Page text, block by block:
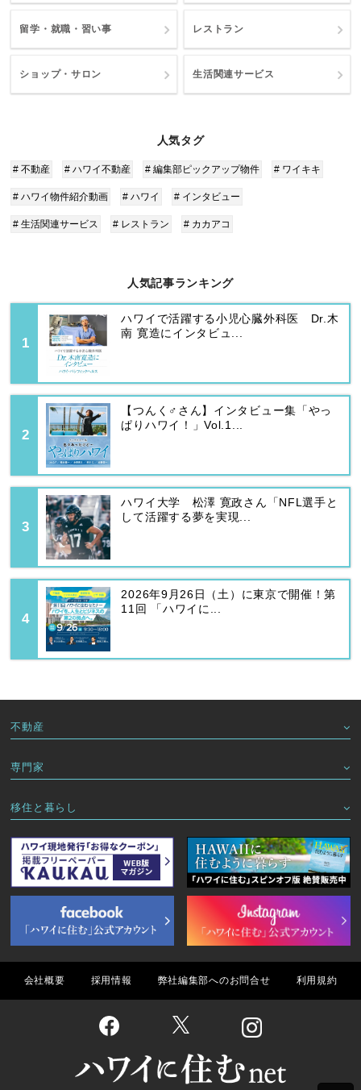
留学・就職・習い事 レストラン
ショップ・サロン 生活関連サービス
人気タグ
# 不動産 # ハワイ不動産 # 編集部ピックアップ物件 # ワイキキ
# ハワイ物件紹介動画 # ハワイ # インタビュー
# 生活関連サービス # レストラン # カカアコ
人気記事ランキング
ハワイで活躍する小児心臓外科医 Dr.木
南 寛造にインタビュ...
【つんく♂さん】インタビュー集「やっ
ぱりハワイ！」Vol.1...
ハワイ大学 松澤 寛政さん「NFL選手と
して活躍する夢を実現...
2026年9月26日（土）に東京で開催！第
11回 「ハワイに...
不動産
専門家
移住と暮らし
会社概要 採用情報 弊社編集部へのお問合せ 利用規約